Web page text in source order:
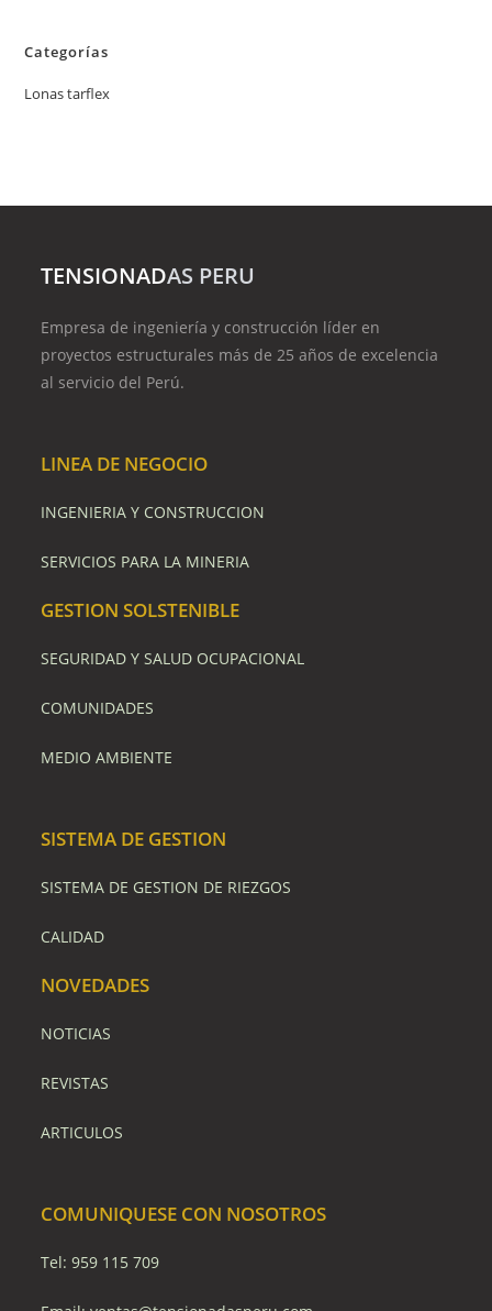
Categorías
Lonas tarflex
TENSIONADAS PERU
Empresa de ingeniería y construcción líder en
proyectos estructurales más de 25 años de excelencia
al servicio del Perú.
LINEA DE NEGOCIO
INGENIERIA Y CONSTRUCCION
SERVICIOS PARA LA MINERIA
GESTION SOLSTENIBLE
SEGURIDAD Y SALUD OCUPACIONAL
COMUNIDADES
MEDIO AMBIENTE
SISTEMA DE GESTION
SISTEMA DE GESTION DE RIEZGOS
CALIDAD
NOVEDADES
NOTICIAS
REVISTAS
ARTICULOS
COMUNIQUESE CON NOSOTROS
Tel: 959 115 709